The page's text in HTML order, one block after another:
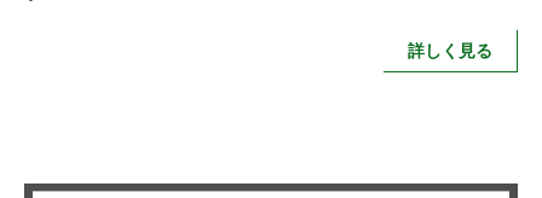
詳しく見る